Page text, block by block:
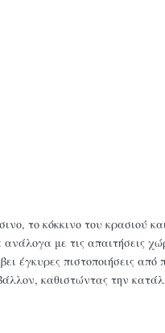
το κόκκινο του κρασιού
με τις απαιτήσεις
πιστοποιήσεις από
καθιστώντας την